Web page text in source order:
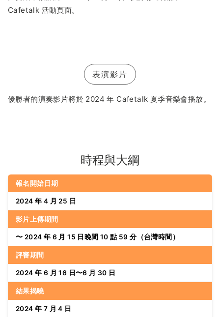
Cafetalk 活動頁面。
表演影片
優勝者的演奏影片將於 2024 年 Cafetalk 夏季音樂會播放。
時程與大綱
報名開始日期
2024 年 4 月 25 日
影片上傳期間
〜 2024 年 6 月 15 日晚間 10 點 59 分（台灣時間）
評審期間
2024 年 6 月 16 日〜6 月 30 日
結果揭曉
2024 年 7 月 4 日